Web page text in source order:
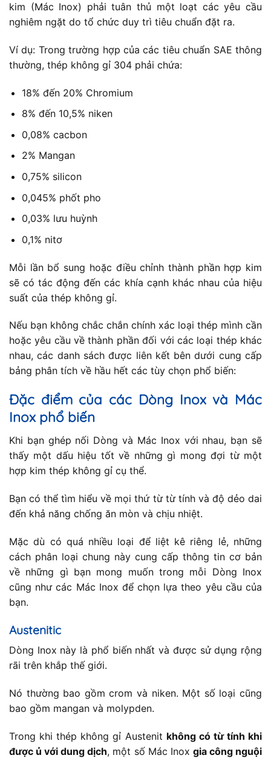
kim (Mác Inox) phải tuân thủ một loạt các yêu cầu
nghiêm ngặt do tổ chức duy trì tiêu chuẩn đặt ra.
Ví dụ: Trong trường hợp của các tiêu chuẩn SAE thông
thường, thép không gỉ 304 phải chứa:
18% đến 20% Chromium
8% đến 10,5% niken
0,08% cacbon
2% Mangan
0,75% silicon
0,045% phốt pho
0,03% lưu huỳnh
0,1% nitơ
Mỗi lần bổ sung hoặc điều chỉnh thành phần hợp kim
sẽ có tác động đến các khía cạnh khác nhau của hiệu
suất của thép không gỉ.
Nếu bạn không chắc chắn chính xác loại thép mình cần
hoặc yêu cầu về thành phần đối với các loại thép khác
nhau, các danh sách được liên kết bên dưới cung cấp
bảng phân tích về hầu hết các tùy chọn phổ biến:
Đặc điểm của các Dòng Inox và Mác
Inox phổ biến
Khi bạn ghép nối Dòng và Mác Inox với nhau, bạn sẽ
thấy một dấu hiệu tốt về những gì mong đợi từ một
hợp kim thép không gỉ cụ thể.
Bạn có thể tìm hiểu về mọi thứ từ từ tính và độ dẻo dai
đến khả năng chống ăn mòn và chịu nhiệt.
Mặc dù có quá nhiều loại để liệt kê riêng lẻ, những
cách phân loại chung này cung cấp thông tin cơ bản
về những gì bạn mong muốn trong mỗi Dòng Inox
cũng như các Mác Inox để chọn lựa theo yêu cầu của
bạn.
Austenitic
Dòng Inox này là phổ biến nhất và được sử dụng rộng
rãi trên khắp thế giới.
Nó thường bao gồm crom và niken. Một số loại cũng
bao gồm mangan và molypden.
Trong khi thép không gỉ Austenit không có từ tính khi
được ủ với dung dịch, một số Mác Inox gia công nguội